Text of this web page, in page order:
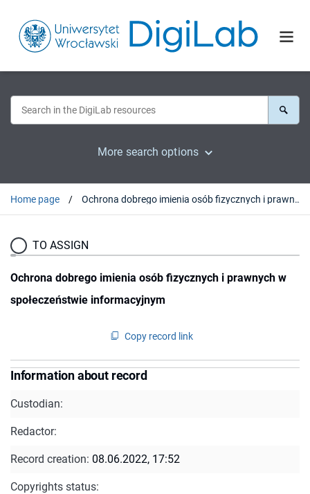
More search options
Home page Ochrona dobrego imienia osób fizycznych i prawnych w społeczeństwie informacyjnym
TO ASSIGN
Ochrona dobrego imienia osób fizycznych i prawnych w
społeczeństwie informacyjnym
Copy record link
Information about record
Custodian:
Redactor:
Record creation: 08.06.2022, 17:52
Copyrights status: